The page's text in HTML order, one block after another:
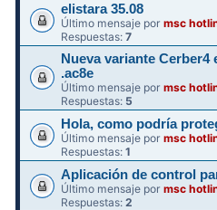
elistara 35.08
Último mensaje pormsc
Respuestas:7
Nueva variante
.ac8e
Último mensaje pormsc
Respuestas: 5
Hola, como podría
Último mensaje pormsc
Respuestas:1
Aplicación de control
Último mensaje pormsc
Respuestas:2